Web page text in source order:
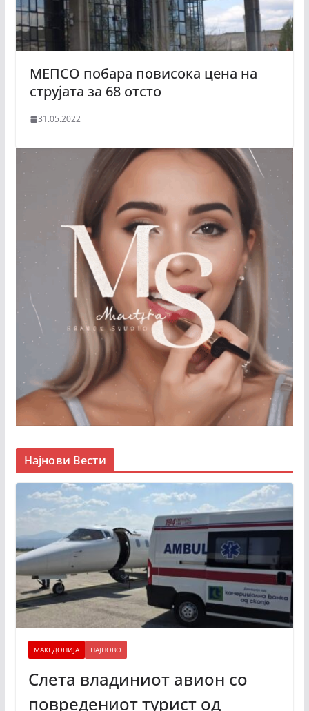
МЕПСО побара повисока цена на
струјата за 68 отсто
31.05.2022
Најнови Вести
МАКЕДОНИЈА НАЈНОВО
Слета владиниот авион со
повредениот турист од